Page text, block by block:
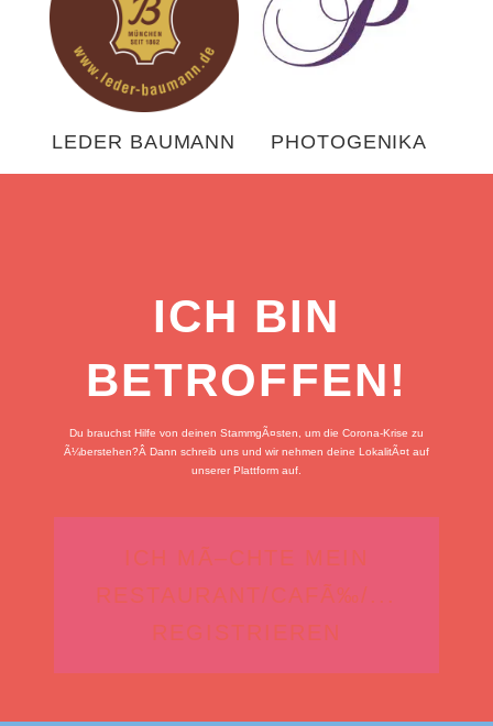
LEDER BAUMANN PHOTOGENIKA
ICH BIN
BETROFFEN!
Du brauchst Hilfe von deinen StammgÃ¤sten, um die Corona-Krise zu
Ã¼berstehen?Â Dann schreib uns und wir nehmen deine LokalitÃ¤t auf
unserer Plattform auf.
ICH MÃ–CHTE MEIN
RESTAURANT/CAFÃ‰/...
REGISTRIEREN